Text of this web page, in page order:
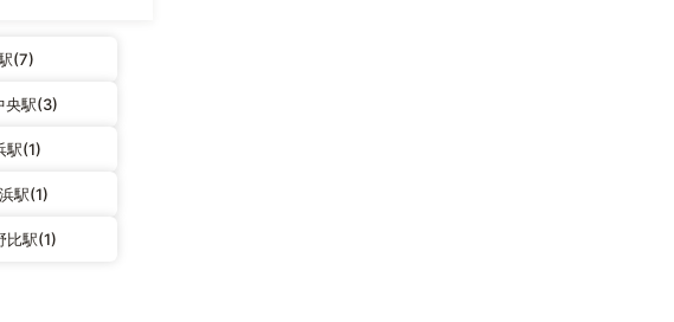
(7)
央駅(3)
駅(1)
駅(1)
比駅(1)